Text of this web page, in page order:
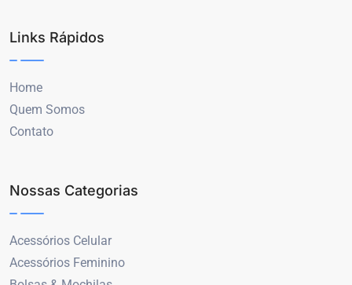
Links Rápidos
Home
Quem Somos
Contato
Nossas Categorias
Acessórios Celular
Acessórios Feminino